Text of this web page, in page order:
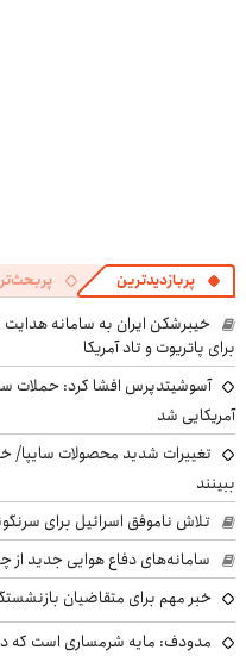
پربازدیدترین
خیبرشکن ایران به سامانه
برای پاتریوت و تاد آمریکا
آمریکایی شد
ببینند
تلاش ناموفق اسرائیل برای
سامانه‌های دفاع هوایی جدید از
خبر مهم برای متقاضیان بازنشستگی: این افراد
مدودف: مایه شرمساری است که در